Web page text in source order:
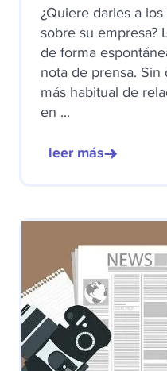
¿Quiere darles a
sobre su empresa?
de forma
nota de prensa. Sin
más habitual de
en ...
leer más